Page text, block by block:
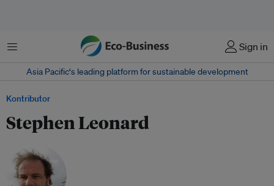
Menu Sign in
Asia Pacific‘s leading platform for sustainable development
Kontributor
Stephen Leonard